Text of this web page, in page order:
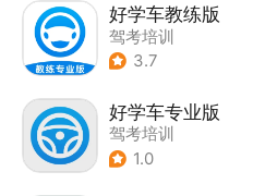
好学车教练版
驾考培训
3.7
好学车专业版
驾考培训
1.0